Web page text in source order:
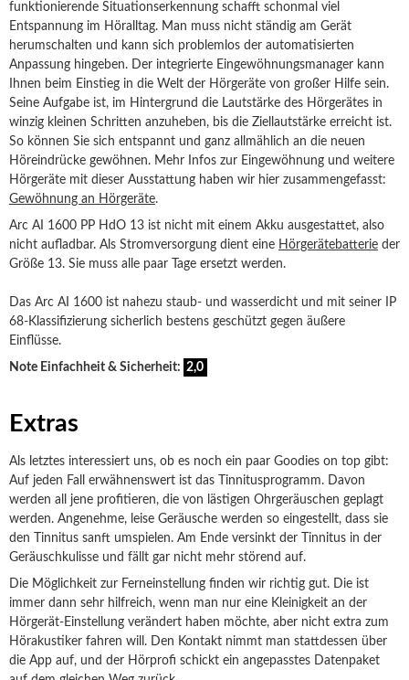
funktionierende Situationserkennung schafft schonmal viel
Entspannung im Höralltag. Man muss nicht ständig am Gerät
herumschalten und kann sich problemlos der automatisierten
Anpassung hingeben. Der integrierte Eingewöhnungsmanager kann
Ihnen beim Einstieg in die Welt der Hörgeräte von großer Hilfe sein.
Seine Aufgabe ist, im Hintergrund die Lautstärke des Hörgerätes in
winzig kleinen Schritten anzuheben, bis die Ziellautstärke erreicht ist.
So können Sie sich entspannt und ganz allmählich an die neuen
Höreindrücke gewöhnen. Mehr Infos zur Eingewöhnung und weitere
Hörgeräte mit dieser Ausstattung haben wir hier zusammengefasst:
Gewöhnung an Hörgeräte.
Arc AI 1600 PP HdO 13 ist nicht mit einem Akku ausgestattet, also
nicht aufladbar. Als Stromversorgung dient eine Hörgerätebatterie der
Größe 13. Sie muss alle paar Tage ersetzt werden.
Das Arc AI 1600 ist nahezu staub- und wasserdicht und mit seiner IP
68-Klassifizierung sicherlich bestens geschützt gegen äußere
Einflüsse.
Note Einfachheit & Sicherheit: 2,0
Extras
Als letztes interessiert uns, ob es noch ein paar Goodies on top gibt:
Auf jeden Fall erwähnenswert ist das Tinnitusprogramm. Davon
werden all jene profitieren, die von lästigen Ohrgeräuschen geplagt
werden. Angenehme, leise Geräusche werden so eingestellt, dass sie
den Tinnitus sanft umspielen. Am Ende versinkt der Tinnitus in der
Geräuschkulisse und fällt gar nicht mehr störend auf.
Die Möglichkeit zur Ferneinstellung finden wir richtig gut. Die ist
immer dann sehr hilfreich, wenn man nur eine Kleinigkeit an der
Hörgerät-Einstellung verändert haben möchte, aber nicht extra zum
Hörakustiker fahren will. Den Kontakt nimmt man stattdessen über
die App auf, und der Hörprofi schickt ein angepasstes Datenpaket